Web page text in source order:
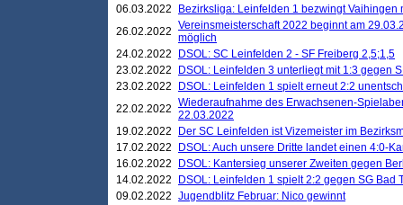
06.03.2022
Bezirksliga: Leinfelden 1 bezwingt Vaihingen
26.02.2022 Vereinsmeisterschaft 2022 beginnt am
möglich
24.02.2022
DSOL: SC Leinfelden 2 - SF Freiberg 2,5;1,5
23.02.2022
DSOL: Leinfelden 3 unterliegt mit 1:3 gegen
23.02.2022
DSOL: Leinfelden 1 spielt erneut 2:2
22.02.2022 Wiederaufnahme des Erwachsenen-
22.03.2022
19.02.2022
Der SC Leinfelden ist Vizemeister im
17.02.2022
DSOL: Auch unsere Dritte landet einen 4:0-
16.02.2022
DSOL: Kantersieg unserer Zweiten gegen
14.02.2022
DSOL: Leinfelden 1 spielt 2:2 gegen SG Bad
09.02.2022 Jugendblitz Februar: Nico gewinnt